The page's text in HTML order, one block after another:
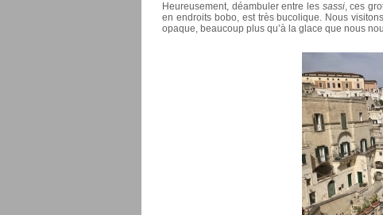
Heureusement, déambuler entre les sassi, ces
en endroits bobo, est très bucolique. Nous
opaque, beaucoup plus qu’à la glace que nous